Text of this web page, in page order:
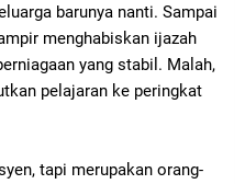
barunya nanti. Sampai
menghabiskan ijazah
yang stabil. Malah,
pelajaran ke peringkat
tapi merupakan orang-